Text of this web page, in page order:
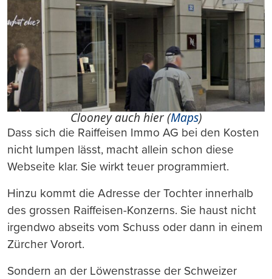
Clooney auch hier (Maps)
Dass sich die Raiffeisen Immo AG bei den Kosten
nicht lumpen lässt, macht allein schon diese
Webseite klar. Sie wirkt teuer programmiert.
Hinzu kommt die Adresse der Tochter innerhalb
des grossen Raiffeisen-Konzerns. Sie haust nicht
irgendwo abseits vom Schuss oder dann in einem
Zürcher Vorort.
Sondern an der Löwenstrasse der Schweizer